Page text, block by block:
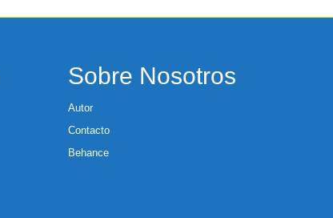
Sobre Nosotros
Autor
Contacto
Behance